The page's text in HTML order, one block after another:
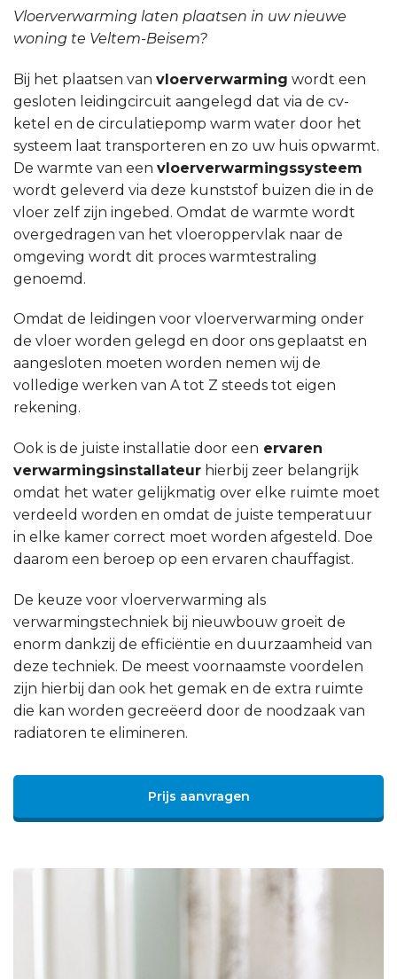
Vloerverwarming laten plaatsen in uw nieuwe
woning te Veltem-Beisem?
Bij het plaatsen van vloerverwarming wordt een
gesloten leidingcircuit aangelegd dat via de cv-
ketel en de circulatiepomp warm water door het
systeem laat transporteren en zo uw huis opwarmt.
De warmte van een vloerverwarmingssysteem
wordt geleverd via deze kunststof buizen die in de
vloer zelf zijn ingebed. Omdat de warmte wordt
overgedragen van het vloeroppervlak naar de
omgeving wordt dit proces warmtestraling
genoemd.
Omdat de leidingen voor vloerverwarming onder
de vloer worden gelegd en door ons geplaatst en
aangesloten moeten worden nemen wij de
volledige werken van A tot Z steeds tot eigen
rekening.
Ook is de juiste installatie door een ervaren
verwarmingsinstallateur hierbij zeer belangrijk
omdat het water gelijkmatig over elke ruimte moet
verdeeld worden en omdat de juiste temperatuur
in elke kamer correct moet worden afgesteld. Doe
daarom een beroep op een ervaren chauffagist.
De keuze voor vloerverwarming als
verwarmingstechniek bij nieuwbouw groeit de
enorm dankzij de efficiëntie en duurzaamheid van
deze techniek. De meest voornaamste voordelen
zijn hierbij dan ook het gemak en de extra ruimte
die kan worden gecreëerd door de noodzaak van
radiatoren te elimineren.
Prijs aanvragen